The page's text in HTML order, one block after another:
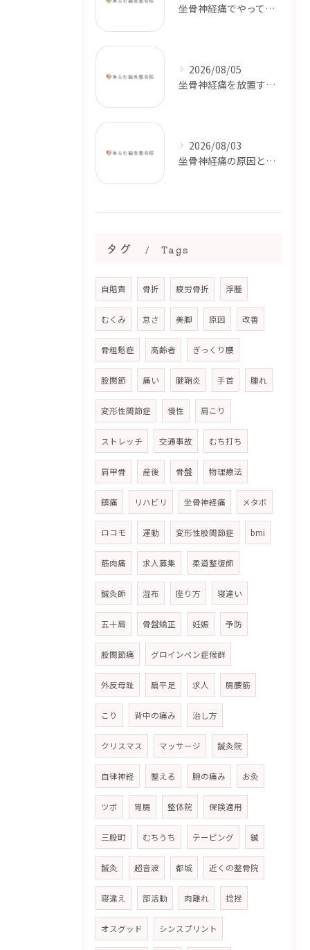
坐骨神経痛でやってはいけないこと｜症状を悪化させないためのポイント【都城市・三股町】
2026/08/05
坐骨神経痛を放置するとどうなる？｜しびれや痛みが続く前に【都城市・三股町】
2026/08/03
坐骨神経痛の原因とは？｜お尻から足の痛みやしびれが起こる理由【都城市・三股町】
タグ Tags
自賠責 骨折 疲労骨折 浮腫
むくみ 怠さ 美脚 原因 改善
骨粗鬆症 高齢者 ぎっくり腰
股関節 痛い 腱鞘炎 手首 腫れ
変形性関節症 慢性 肩こり
ストレッチ 交通事故 むち打ち
肩甲骨 産後 骨盤 物理療法
鎮痛 リハビリ 坐骨神経痛 メタボ
ロコモ 運動 変形性股関節症 bmi
筋肉痛 求人募集 柔道整復師
鍼灸師 湿布 座り方 寝違い
五十肩 骨盤矯正 妊娠 予防
股関節痛 グロインペン症候群
外反母趾 扁平足 求人 腸腰筋
こり 背中の痛み 治し方
クリスマス マッサージ 鍼灸院
自律神経 整える 腕の痛み お灸
ツボ 胃腸 整体院 保険適用
三股町 むちうち テーピング 鍼
鍼灸 超音波 都城 近くの整骨院
寝違え 部活動 肉離れ 捻挫
オスグッド シンスプリント